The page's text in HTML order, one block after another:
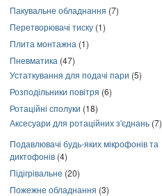
Пакувальне обладнання (7)
Перетворювачі тиску (1)
Плита монтажна (1)
Пневматика (47)
Устаткування для подачі пари (5)
Розподільники повітря (6)
Ротаційні сполуки (18)
Аксесуари для ротаційних з'єднань (7)
Подавлювачі будь-яких мікрофонів та
диктофонів (4)
Підігрівальне (20)
Пожежне обладнання (3)